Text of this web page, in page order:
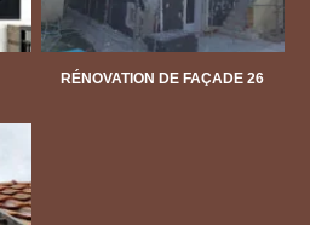
RÉNOVATION DE FAÇADE 26